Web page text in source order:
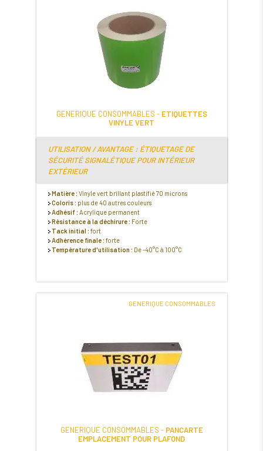
GENERIQUE CONSOMMABLES - ETIQUETTES
VINYLE VERT
UTILISATION / AVANTAGE : ÉTIQUETAGE DE
SÉCURITÉ SIGNALÉTIQUE POUR INTÉRIEUR
EXTÉRIEUR
Matière : Vinyle vert brillant plastifié 70 microns
Coloris : plus de 40 autres couleurs
Adhésif : Acrylique permanent
Résistance à la déchirure : Forte
Tack initial : fort
Adhérence finale : forte
Température d'utilisation : De -40°C à 100°C
GENERIQUE CONSOMMABLES
GENERIQUE CONSOMMABLES - PANCARTE
EMPLACEMENT POUR PLAFOND